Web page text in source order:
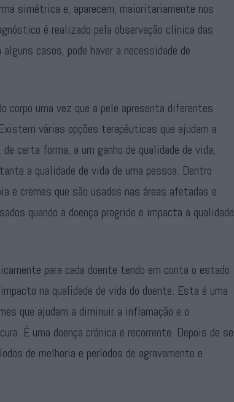
simétrica e, aparecem, maioritariamente nos
é realizado pela observação clínica das
casos, pode haver a necessidade de
corpo uma vez que a pele apresenta diferentes
várias opções terapêuticas que ajudam a
certa forma, a um ganho de qualidade de vida,
a qualidade de vida de uma pessoa. Dentro
e cremes que são usados nas áreas afetadas e
quando a doença progride e impacta a qualidade
para cada doente tendo em conta o estado
na qualidade de vida do doente. Esta é uma
que ajudam a diminuir a inflamação e o
É uma doença crónica e recorrente. Depois de se
de melhoria e períodos de agravamento e